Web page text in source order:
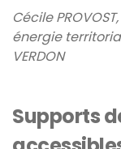
Cécile
énergie territorial
VERDON
Supports